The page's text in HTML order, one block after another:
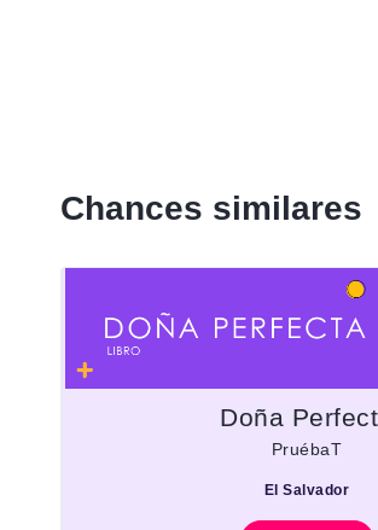
Chances similares
Doña
PruébaT
El Salvador